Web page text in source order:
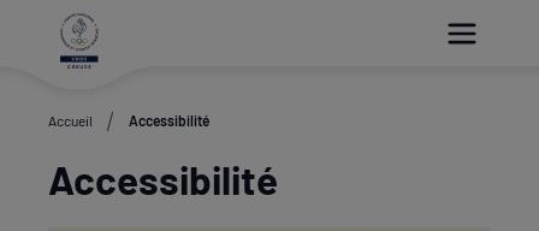
Accueil Accessibilité
Accessibilité
Paramétrer les cookies